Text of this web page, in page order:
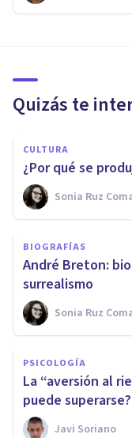
Quizás te
CULTURA
¿Por qué se
Sonia Ruz
BIOGRAFÍAS
André Breton:
surrealismo
Sonia Ruz
PSICOLOGÍA
La “aversión al
puede superarse?
Javi Soriano